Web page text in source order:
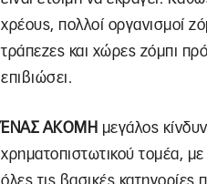
χρέους, πολλοί οργανισμοί
τράπεζες και χώρες ζόμπι
επιβιώσει.
ΈΝΑΣ ΑΚΟΜΗ μεγάλος
χρηματοπιστωτικού τομέα,
όλες τις βασικές κατηγορίες